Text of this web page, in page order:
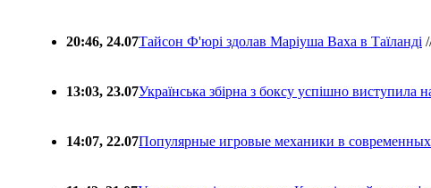
20:46, 24.07Тайсон Ф'юрі здолав Маріуша Ваха в Таїланді
13:03, 23.07Українська збірна з боксу успішно виступила
14:07, 22.07Популярные игровые механики в